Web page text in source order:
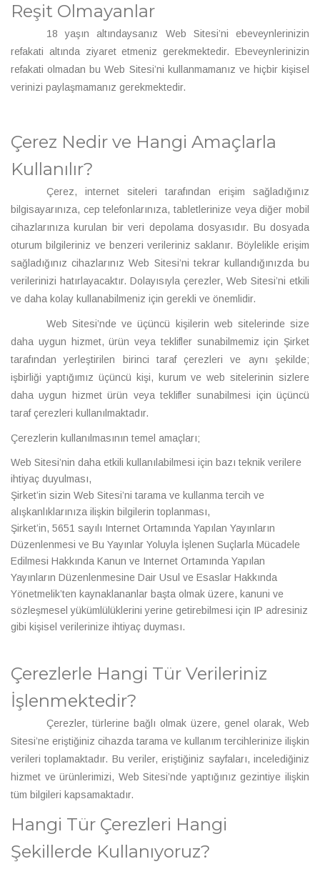
Reşit Olmayanlar
18 yaşın altındaysanız Web Sitesi’ni ebeveynlerinizin
refakati altında ziyaret etmeniz gerekmektedir. Ebeveynlerinizin
refakati olmadan bu Web Sitesi’ni kullanmamanız ve hiçbir kişisel
verinizi paylaşmamanız gerekmektedir.
Çerez Nedir ve Hangi Amaçlarla
Kullanılır?
Çerez, internet siteleri tarafından erişim sağladığınız
bilgisayarınıza, cep telefonlarınıza, tabletlerinize veya diğer mobil
cihazlarınıza kurulan bir veri depolama dosyasıdır. Bu dosyada
oturum bilgileriniz ve benzeri verileriniz saklanır. Böylelikle erişim
sağladığınız cihazlarınız Web Sitesi’ni tekrar kullandığınızda bu
verilerinizi hatırlayacaktır. Dolayısıyla çerezler, Web Sitesi’ni etkili
ve daha kolay kullanabilmeniz için gerekli ve önemlidir.
Web Sitesi’nde ve üçüncü kişilerin web sitelerinde size
daha uygun hizmet, ürün veya teklifler sunabilmemiz için Şirket
tarafından yerleştirilen birinci taraf çerezleri ve aynı şekilde;
işbirliği yaptığımız üçüncü kişi, kurum ve web sitelerinin sizlere
daha uygun hizmet ürün veya teklifler sunabilmesi için üçüncü
taraf çerezleri kullanılmaktadır.
Çerezlerin kullanılmasının temel amaçları;
Web Sitesi’nin daha etkili kullanılabilmesi için bazı teknik verilere
ihtiyaç duyulması,
Şirket’in sizin Web Sitesi’ni tarama ve kullanma tercih ve
alışkanlıklarınıza ilişkin bilgilerin toplanması,
Şirket’in, 5651 sayılı Internet Ortamında Yapılan Yayınların
Düzenlenmesi ve Bu Yayınlar Yoluyla İşlenen Suçlarla Mücadele
Edilmesi Hakkında Kanun ve Internet Ortamında Yapılan
Yayınların Düzenlenmesine Dair Usul ve Esaslar Hakkında
Yönetmelik’ten kaynaklananlar başta olmak üzere, kanuni ve
sözleşmesel yükümlülüklerini yerine getirebilmesi için IP adresiniz
gibi kişisel verilerinize ihtiyaç duyması.
Çerezlerle Hangi Tür Verileriniz
İşlenmektedir?
Çerezler, türlerine bağlı olmak üzere, genel olarak, Web
Sitesi’ne eriştiğiniz cihazda tarama ve kullanım tercihlerinize ilişkin
verileri toplamaktadır. Bu veriler, eriştiğiniz sayfaları, incelediğiniz
hizmet ve ürünlerimizi, Web Sitesi’nde yaptığınız gezintiye ilişkin
tüm bilgileri kapsamaktadır.
Hangi Tür Çerezleri Hangi
Şekillerde Kullanıyoruz?